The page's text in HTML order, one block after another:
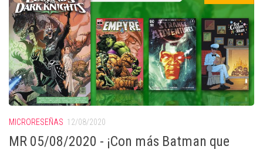
MICRORESEÑAS 12/08/2020
MR 05/08/2020 - ¡Con más Batman que